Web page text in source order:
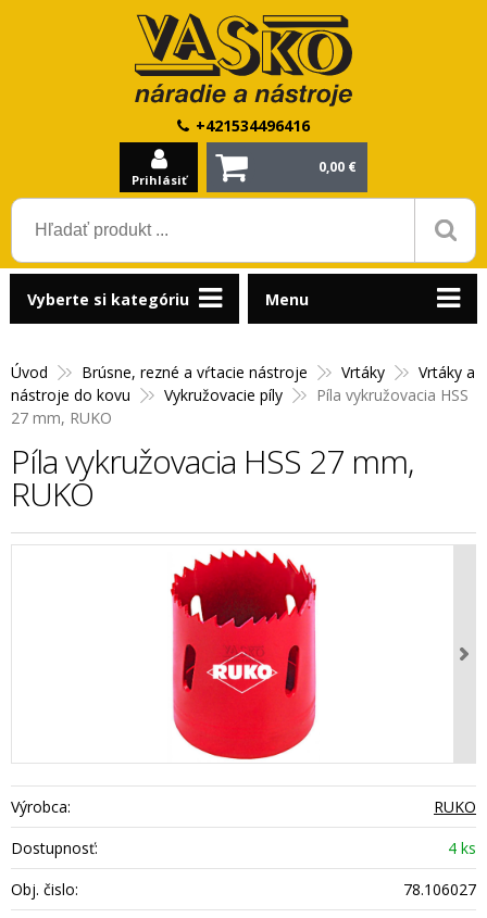
+421534496416
Prihlásiť
0,00 €
Úvod Brúsne, rezné a vŕtacie nástroje Vrtáky
Vrtáky a
nástroje do kovu
Vykružovacie píly
Píla vykružovacia HSS
27 mm, RUKO
Píla vykružovacia HSS 27 mm,
RUKO
Výrobca:
RUKO
Dostupnosť:
4 ks
Obj. čislo:
78.106027
Vyberte si kategóriu Menu